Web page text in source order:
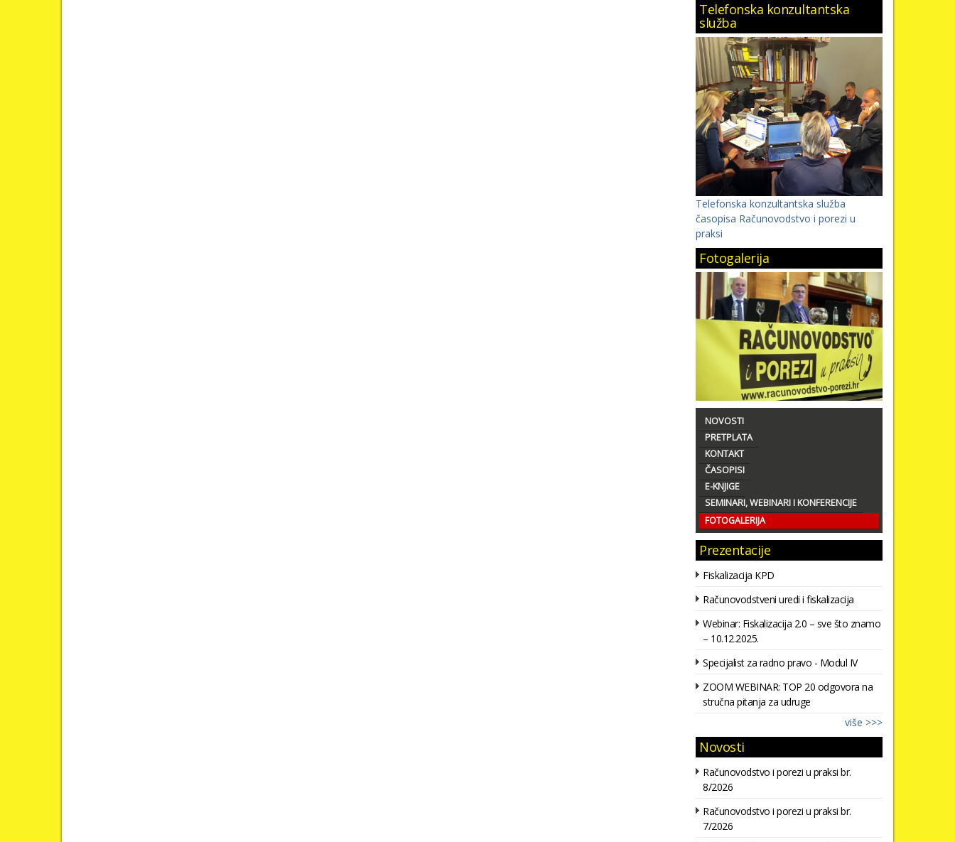
Telefonska konzultantska
služba
Telefonska konzultantska služba
časopisa Računovodstvo i porezi u
praksi
Fotogalerija
NOVOSTI
PRETPLATA
KONTAKT
ČASOPISI
E-KNJIGE
SEMINARI, WEBINARI I KONFERENCIJE
FOTOGALERIJA
Prezentacije
Fiskalizacija KPD
Računovodstveni uredi i fiskalizacija
Webinar: Fiskalizacija 2.0 – sve što znamo
– 10.12.2025.
Specijalist za radno pravo - Modul IV
ZOOM WEBINAR: TOP 20 odgovora na
stručna pitanja za udruge
više >>>
Novosti
Računovodstvo i porezi u praksi br.
8/2026
Računovodstvo i porezi u praksi br.
7/2026